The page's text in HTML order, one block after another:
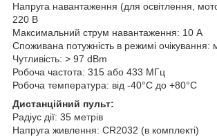
Напруга навантаження (для освітлення,
220 В
Максимальний струм навантаження: 10 A
Споживана потужність в режимі
Чутливість: > 97 dBm
Робоча частота: 315 або 433 МГц
Робоча температура: від -40°C до +80°C
Дистанційний пульт:
Радіус дії: 35 метрів
Напруга живлення: CR2032 (в комплекті)